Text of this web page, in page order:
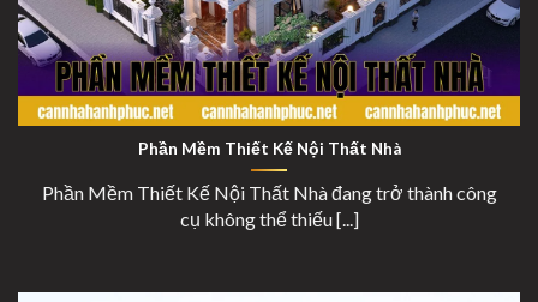
Phần Mềm Thiết Kế Nội Thất Nhà
Phần Mềm Thiết Kế Nội Thất Nhà
Phần Mềm Thiết Kế Nội Thất Nhà đang trở thành công
cụ không thể thiếu [...]